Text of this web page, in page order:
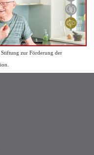
zur Förderung der